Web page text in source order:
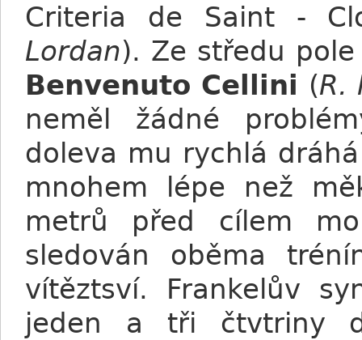
Criteria de Saint -
Lordan). Ze středu
Benvenuto Cellini (R.
neměl žádné
doleva mu rychlá
mnohem lépe než
metrů před cílem
sledován oběma
vítěztsví. Frankelův
jeden a tři čtvtriny